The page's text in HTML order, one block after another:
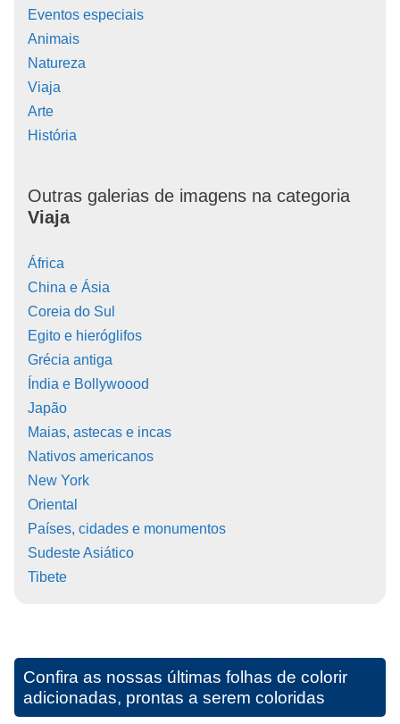
Eventos especiais
Animais
Natureza
Viaja
Arte
História
Outras galerias de imagens na categoria
Viaja
África
China e Ásia
Coreia do Sul
Egito e hieróglifos
Grécia antiga
Índia e Bollywoood
Japão
Maias, astecas e incas
Nativos americanos
New York
Oriental
Países, cidades e monumentos
Sudeste Asiático
Tibete
Confira as nossas últimas folhas de colorir
adicionadas, prontas a serem coloridas